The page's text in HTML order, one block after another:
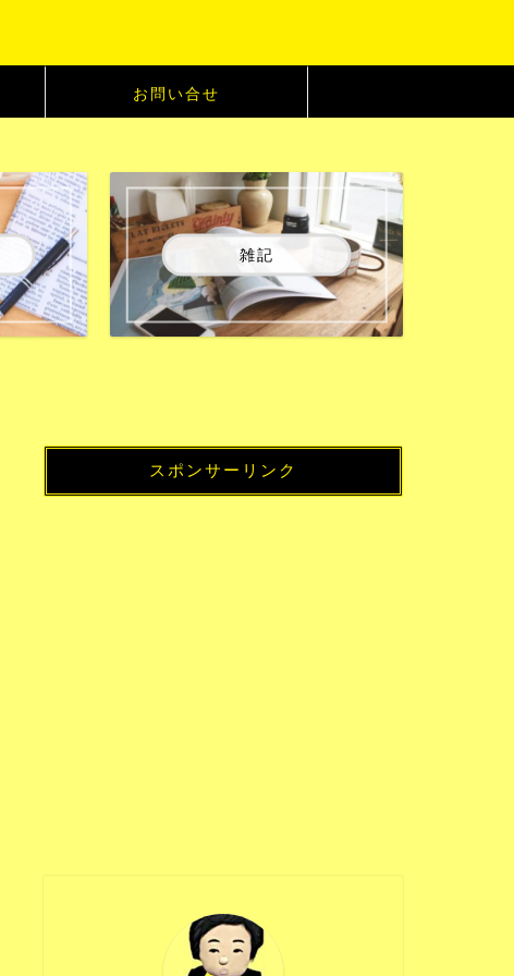
お問い合せ
雑記
スポンサーリンク